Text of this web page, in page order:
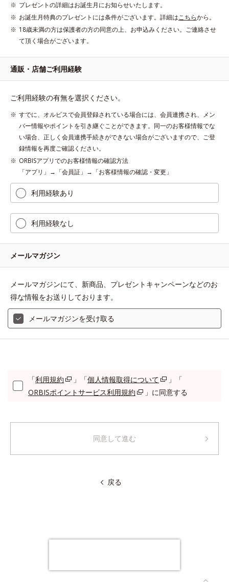
プレゼントの詳細はお誕生月にお知らせいたします。
お誕生月特典のプレゼントには条件がございます。詳細はこちらから。
18歳未満の方は保護者の方の同意の上、お申込みください。ご連絡させ
て頂く場合がございます。
通販・店舗ご利用経験
ご利用経験の有無を選択ください。
すでに、オルビスで会員登録されている場合には、会員連携され、メン
バー情報やポイントを引き継ぐことができます。同一のお客様情報でな
い場合、正しく会員連携手続きができない場合がございますので、ご登
録情報を再度ご確認ください。
ORBISアプリでのお客様情報の確認方法
「アプリ」→「会員証」→「お客様情報の確認・変更」
利用経験あり
利用経験なし
メールマガジン
メールマガジンにて、新商品、プレゼントキャンペーンなどのお
得な情報をお送りしております。
メールマガジンを受け取る
「利用規約 」「個人情報取得について
」「
ORBISポイントサービス利用規約
」に同意する
同意して進む
戻る